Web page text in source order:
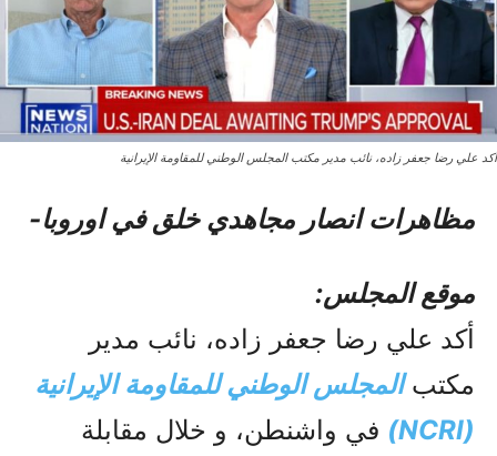
أكد علي رضا جعفر زاده، نائب مدير مكتب المجلس الوطني للمقاومة الإيرانية
مظاهرات انصار مجاهدي خلق في اوروبا-
موقع المجلس:
أكد علي رضا جعفر زاده، نائب مدير
مكتبالمجلس الوطني للمقاومة الإيرانية
(NCRI)
في واشنطن، و خلال مقابلة